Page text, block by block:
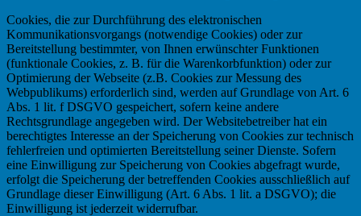
Cookies, die zur Durchführung des elektronischen
Kommunikationsvorgangs (notwendige Cookies) oder zur
Bereitstellung bestimmter, von Ihnen erwünschter Funktionen
(funktionale Cookies, z. B. für die Warenkorbfunktion) oder zur
Optimierung der Webseite (z.B. Cookies zur Messung des
Webpublikums) erforderlich sind, werden auf Grundlage von Art. 6
Abs. 1 lit. f DSGVO gespeichert, sofern keine andere
Rechtsgrundlage angegeben wird. Der Websitebetreiber hat ein
berechtigtes Interesse an der Speicherung von Cookies zur technisch
fehlerfreien und optimierten Bereitstellung seiner Dienste. Sofern
eine Einwilligung zur Speicherung von Cookies abgefragt wurde,
erfolgt die Speicherung der betreffenden Cookies ausschließlich auf
Grundlage dieser Einwilligung (Art. 6 Abs. 1 lit. a DSGVO); die
Einwilligung ist jederzeit widerrufbar.